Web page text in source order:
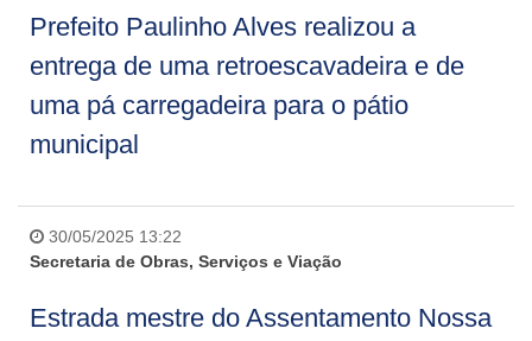
Prefeito Paulinho Alves realizou a
entrega de uma retroescavadeira e de
uma pá carregadeira para o pátio
municipal
30/05/2025 13:22
Secretaria de Obras, Serviços e Viação
Estrada mestre do Assentamento Nossa